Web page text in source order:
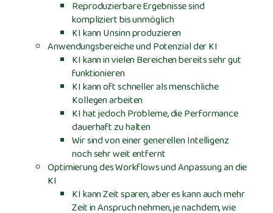
Reproduzierbare Ergebnisse sind
kompliziert bis unmöglich
KI kann Unsinn produzieren
Anwendungsbereiche und Potenzial der KI
KI kann in vielen Bereichen bereits sehr gut
funktionieren
KI kann oft schneller als menschliche
Kollegen arbeiten
KI hat jedoch Probleme, die Performance
dauerhaft zu halten
Wir sind von einer generellen Intelligenz
noch sehr weit entfernt
Optimierung des Workflows und Anpassung an die
KI
KI kann Zeit sparen, aber es kann auch mehr
Zeit in Anspruch nehmen, je nachdem, wie